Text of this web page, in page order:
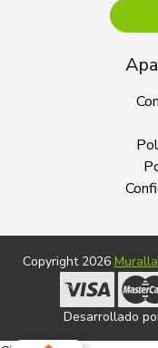
Copyright 2026
Desarrollado